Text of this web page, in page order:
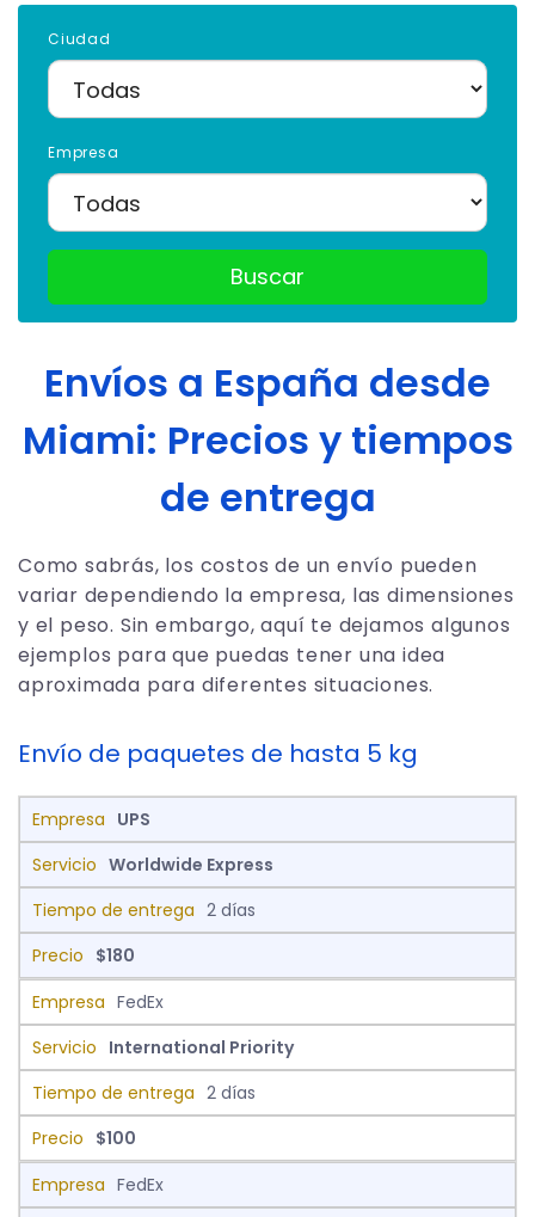
Ciudad
Empresa
Buscar
Envíos a España desde
Miami: Precios y tiempos
de entrega
Como sabrás, los costos de un envío pueden
variar dependiendo la empresa, las dimensiones
y el peso. Sin embargo, aquí te dejamos algunos
ejemplos para que puedas tener una idea
aproximada para diferentes situaciones.
Envío de paquetes de hasta 5 kg
UPS
Worldwide Express
2 días
$180
FedEx
International Priority
2 días
$100
FedEx